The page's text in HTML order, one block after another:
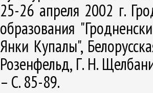
25-26 апреля 2002 г.
образования
Янки Купалы",
Розенфельд, Г. Н.
– С. 85-89.